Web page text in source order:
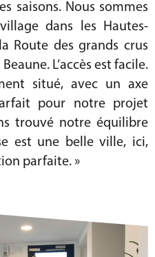
saisons. Nous sommes
dans les Hautes-
Route des grands crus
L’accès est facile.
situé, avec un axe
pour notre projet
trouvé notre équilibre
est une belle ville, ici,
parfaite. »